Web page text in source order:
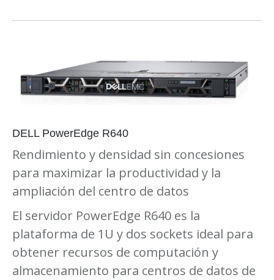
DELL PowerEdge R640
Rendimiento y densidad sin concesiones
para maximizar la productividad y la
ampliación del centro de datos
El servidor PowerEdge R640 es la
plataforma de 1U y dos sockets ideal para
obtener recursos de computación y
almacenamiento para centros de datos de